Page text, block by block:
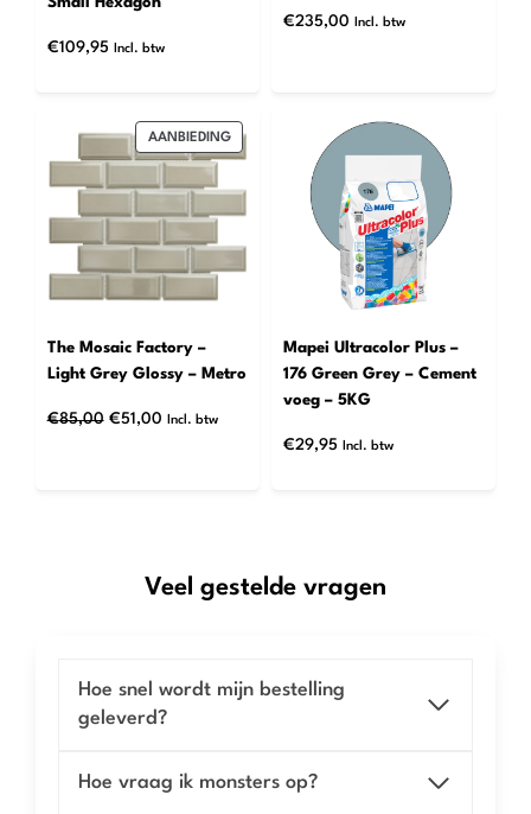
Small Hexagon
€109,95 Incl. btw
€235,00 Incl. btw
AANBIEDINGPRODUCT
IN
UITVERKOOP
The Mosaic Factory –
Light Grey Glossy – Metro
€85,00 Oorspronkelijke
€51,00Huidige
Incl. btw
Mapei Ultracolor Plus –
176 Green Grey – Cement
voeg – 5KG
€29,95 Incl. btw
Veel gestelde vragen
Hoe snel wordt mijn bestelling
geleverd?
Hoe vraag ik monsters op?